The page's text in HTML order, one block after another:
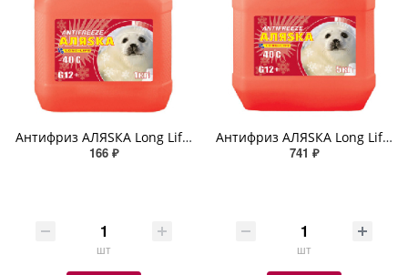
Антифриз АЛЯSКА Long Life G12+ красный Карбоксилатный -40C 1кг
166 ₽
шт
Антифриз АЛЯSКА Long Life G12+ красный Карбоксилатный -40C 5кг
741 ₽
шт